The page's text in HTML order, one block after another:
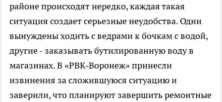
районе происходят нередко, каждая такая
ситуация создает серьезные неудобства. Одни
вынуждены ходить с ведрами к бочкам с водой,
другие - заказывать бутилированную воду в
магазинах. В «РВК‑Воронеж» принесли
извинения за сложившуюся ситуацию и
заверили, что планируют завершить ремонтные